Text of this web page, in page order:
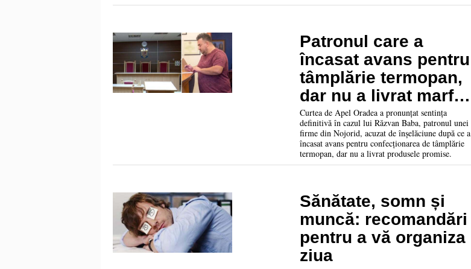
Patronul care a
încasat avans pentru
tâmplărie termopan,
dar nu a livrat marfa,
pus la muncă în
folosul comunității
Curtea de Apel Oradea a pronunțat sentința
definitivă în cazul lui Răzvan Baba, patronul unei
firme din Nojorid, acuzat de înșelăciune după ce a
încasat avans pentru confecționarea de tâmplărie
termopan, dar nu a livrat produsele promise.
Sănătate, somn și
muncă: recomandări
pentru a vă organiza
ziua